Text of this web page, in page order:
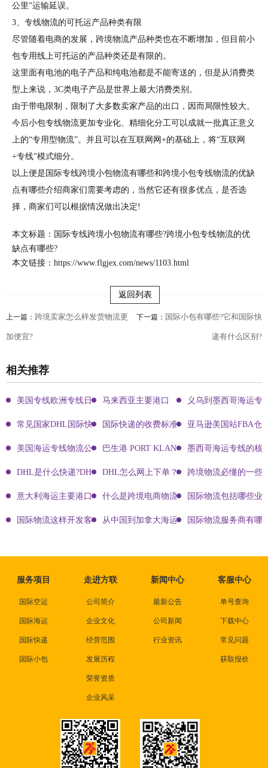
公里”运输延误。
3、专线物流的可托运产品种类有限
尽管随着电商的发展，跨境物流产品种类也在不断增加，但目前小
包专用线上可托运的产品种类还是有限的。
这里面有电池的电子产品和纯电池都是不能寄送的，但是从消费类
型上来说，3C类电子产品是世界上最大消费类别。
由于带电限制，限制了大多数卖家产品的出口，因而局限性较大。
今后小包专线物流更加专业化、精细化分工可以成就一批真正意义
上的“专用型物流”。并且可以在互联网网+的基础上，将“互联网
+专线”模式细分。
以上便是国际专线跨境小包物流有哪些和跨境小包专线物流的优缺
点有哪些介绍商家们需要考虑的，当然它还有很多优点，是否选
择，商家们可以根据情况做出决定!
本文标题：国际专线跨境小包物流有哪些?跨境小包专线物流的优
缺点有哪些?
本文链接： https://www.flgjex.com/news/1103.html
返回列表
上一篇： 跨境卖家怎么样发货物流更
加便宜?
下一篇： 国际小包有哪些?它和国际快
递有什么区别?
相关推荐
美国专线欧洲专线日本专线区别马来西亚主要港口 义乌到墨西哥海运专
常见国家DHL国际快递客服热线国际快递的收费标准!四大国际快递的尺寸重
亚马逊美国站FBA仓
美国海运专线物流公司有哪些?巴生港 PORT KLANG 墨西哥海运专线的核
DHL是什么快递?DHL国际快递介绍DHL怎么网上下单？DHL快递寄件有哪些方
跨境物流必懂的一些
意大利海运主要港口有哪些什么是跨境电商物流? 国际物流包括哪些业
国际物流这样开发客户会让你成为销冠从中国到加拿大海运要多久能到达？
国际物流服务商有哪
服务项目
国际空运
国际海运
国际快递
国际小包
走进方联
公司简介
企业文化
经营范围
发展历程
荣誉资质
企业风采
新闻中心
最新公告
公司新闻
行业资讯
客服中心
单号查询
下载中心
常见问题
获取报价